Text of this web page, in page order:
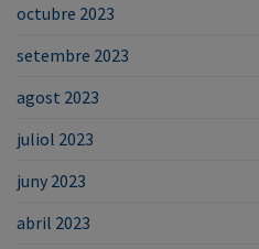
octubre 2023
setembre 2023
agost 2023
juliol 2023
juny 2023
abril 2023